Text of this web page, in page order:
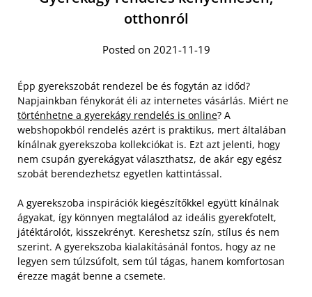
otthonról
Posted on 2021-11-19
Épp gyerekszobát rendezel be és fogytán az időd?
Napjainkban fénykorát éli az internetes vásárlás. Miért ne
történhetne a gyerekágy rendelés is online? A
webshopokból rendelés azért is praktikus, mert általában
kínálnak gyerekszoba kollekciókat is. Ezt azt jelenti, hogy
nem csupán gyerekágyat választhatsz, de akár egy egész
szobát berendezhetsz egyetlen kattintással.
A gyerekszoba inspirációk kiegészítőkkel együtt kínálnak
ágyakat, így könnyen megtalálod az ideális gyerekfotelt,
játéktárolót, kisszekrényt. Kereshetsz szín, stílus és nem
szerint. A gyerekszoba kialakításánál fontos, hogy az ne
legyen sem túlzsúfolt, sem túl tágas, hanem komfortosan
érezze magát benne a csemete.